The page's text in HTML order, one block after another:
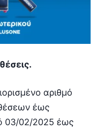
αριθμό
έως
03/02/2025 έως